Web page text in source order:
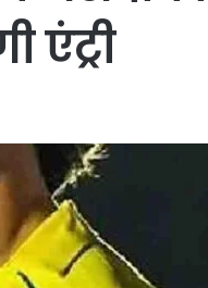
एंट्री